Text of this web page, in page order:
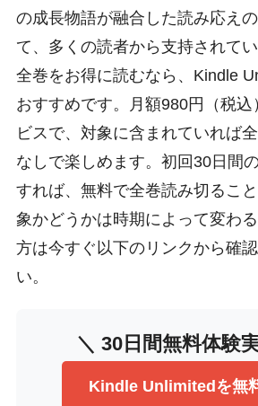
の成長物語が融合した読み応え
て、多くの読者から支持されてい
全巻をお得に読むなら、Kindle
おすすめです。月額980円（税
ビスで、対象に含まれていれば
なしで楽しめます。初回30日間
すれば、無料で全巻読み切るこ
象かどうかは時期によって変わ
方は今すぐ以下のリンクから確
い。
＼ 30日間無料体験
Kindle Unlimitedを無